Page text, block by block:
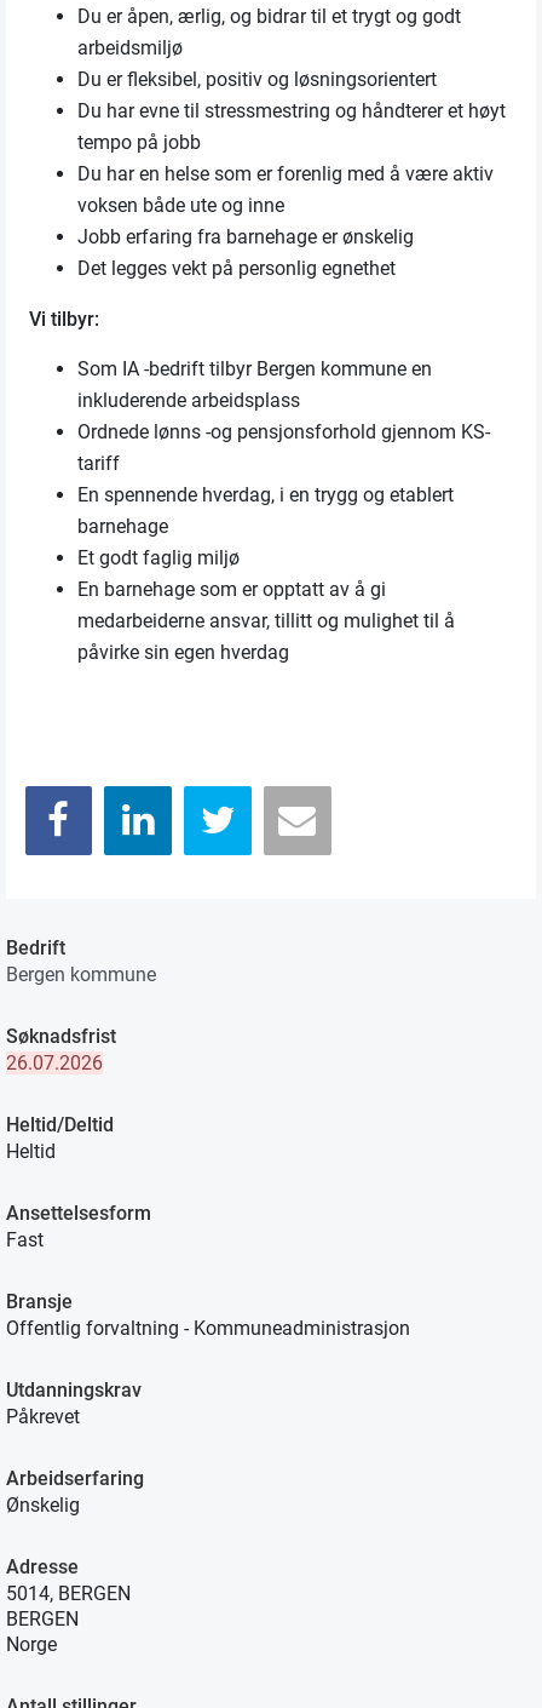
Du er åpen, ærlig, og bidrar til et trygt og godt
arbeidsmiljø
Du er fleksibel, positiv og løsningsorientert
Du har evne til stressmestring og håndterer et høyt
tempo på jobb
Du har en helse som er forenlig med å være aktiv
voksen både ute og inne
Jobb erfaring fra barnehage er ønskelig
Det legges vekt på personlig egnethet
Vi tilbyr:
Som IA -bedrift tilbyr Bergen kommune en
inkluderende arbeidsplass
Ordnede lønns -og pensjonsforhold gjennom KS-
tariff
En spennende hverdag, i en trygg og etablert
barnehage
Et godt faglig miljø
En barnehage som er opptatt av å gi
medarbeiderne ansvar, tillitt og mulighet til å
påvirke sin egen hverdag
Bedrift
Bergen kommune
Søknadsfrist
26.07.2026
Heltid/Deltid
Heltid
Ansettelsesform
Fast
Bransje
Offentlig forvaltning - Kommuneadministrasjon
Utdanningskrav
Påkrevet
Arbeidserfaring
Ønskelig
Adresse
5014, BERGEN
BERGEN
Norge